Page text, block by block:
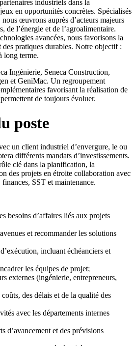
industriels dans la
en opportunités concrètes. Spécialisés
œuvrons auprès d’acteurs majeurs
de l’énergie et de l’agroalimentaire.
avancées, nous favorisons la
des pratiques durables. Notre objectif :
long terme.
Ingénierie, Seneca Construction,
et GeniMac. Un regroupement
favorisant la réalisation de
de toujours évoluer.
poste
un client industriel d’envergure, le ou
différents mandats d’investissements.
clé dans la planification, la
des projets en étroite collaboration avec
SST et maintenance.
besoins d’affaires liés aux projets
et recommander les solutions
incluant échéanciers et
les équipes de projet;
externes (ingénierie, entrepreneurs,
des délais et de la qualité des
avec les départements internes
d’avancement et des prévisions